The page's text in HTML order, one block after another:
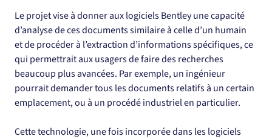
Le projet vise à donner aux logiciels Bentley une capacité
d’analyse de ces documents similaire à celle d’un humain
et de procéder à l’extraction d’informations spécifiques, ce
qui permettrait aux usagers de faire des recherches
beaucoup plus avancées. Par exemple, un ingénieur
pourrait demander tous les documents relatifs à un certain
emplacement, ou à un procédé industriel en particulier.
Cette technologie, une fois incorporée dans les logiciels